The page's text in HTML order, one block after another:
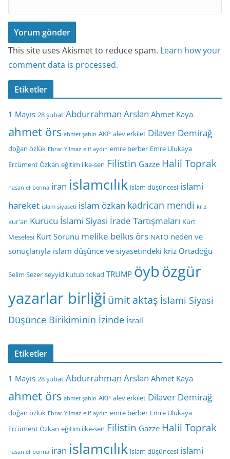
This site uses Akismet to reduce spam. Learn how your
comment data is processed.
Etiketler
1 Mayıs 28 şubat Abdurrahman Arslan Ahmet Kaya
ahmet örs ahmet şahin AKP alev erkilet Dilaver Demirağ
doğan özlük Ebrar Yılmaz elif aydın emre berber Emre Ulukaya
Ercüment Özkan eğitim ilke-sen Filistin Gazze Halil Toprak
hasan el-benna iran islamcılık islam düşüncesi islami
hareket islam siyaseti islam özkan kadrican mendi kriz
kur'an Kurucu İslami Siyasi İrade Tartışmaları Kürt
Meselesi Kürt Sorunu melike belkıs örs NATO neden ve
sonuçlarıyla islam düşünce ve siyasetindeki kriz Ortadoğu
Selim Sezer seyyid kutub tokad TRUMP öybözgür
yazarlar birliği ümit aktaş İslami Siyasi
Düşünce Birikiminin İzinde İsrail
Etiketler
1 Mayıs 28 şubat Abdurrahman Arslan Ahmet Kaya
ahmet örs ahmet şahin AKP alev erkilet Dilaver Demirağ
doğan özlük Ebrar Yılmaz elif aydın emre berber Emre Ulukaya
Ercüment Özkan eğitim ilke-sen Filistin Gazze Halil Toprak
hasan el-benna iran islamcılık islam düşüncesi islami